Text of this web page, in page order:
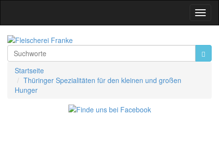
Startseite
Thüringer Spezialitäten für den kleinen und großen
Hunger